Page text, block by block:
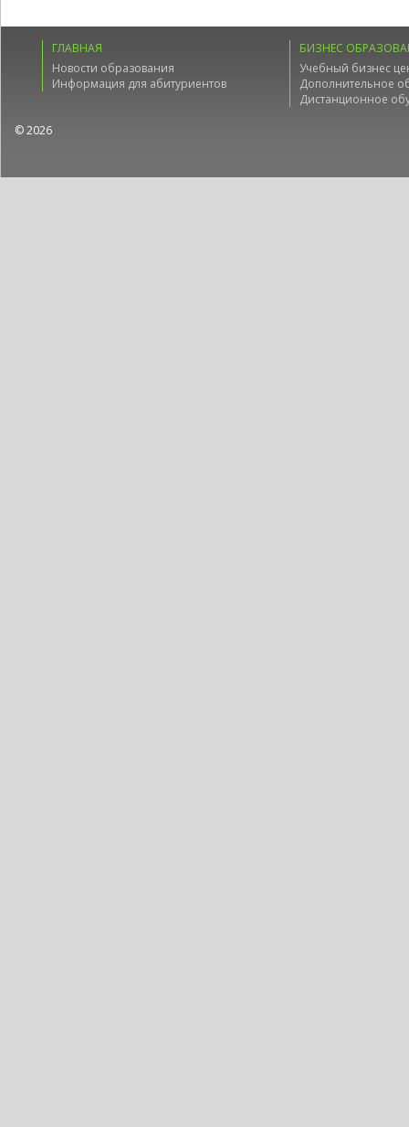
ГЛАВНАЯ
Новости образования
Информация для абитуриентов
БИЗНЕС
Учебный бизнес
Дополнительное
Дистанционное
© 2026